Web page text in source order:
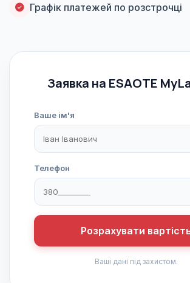
Графік платежей по розстрочці
Заявка на ESAOTE
Ваше ім'я
Телефон
Розрахувати
Ваші дані під захистом.